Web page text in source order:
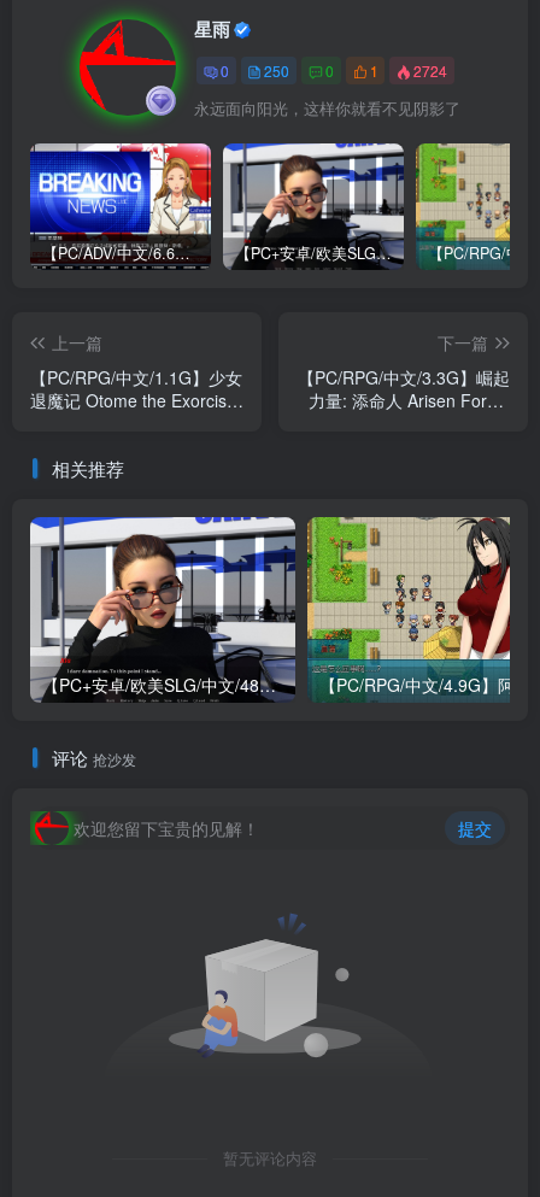
星雨
0 250 0 1 2724
永远面向阳光，这样你就看不见阴影了
【PC/ADV/中文/6.6G】牺牲恶棍 SACRIFICE VILLAINS 官方中文版 【PC+安卓/欧美SLG/中文/484M】我们迷路了 We Are Lost V1.0 STEAM官方中文版
上一篇
【PC/RPG/中文/1.1G】少女
退魔记 Otome the Exorcist
下一篇
【PC/RPG/中文/3.3G】崛起
力量: 添命人 Arisen Force:
相关推荐
【PC+安卓/欧美SLG/中文/484M】我们迷路了 We Are Lost V1.0 STEAM官方中文版
评论 抢沙发
欢迎您留下宝贵的见解！ 提交
暂无评论内容